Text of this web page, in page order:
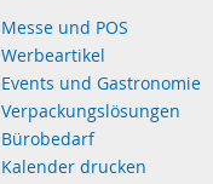
Messe und POS
Werbeartikel
Events und Gastronomie
Verpackungslösungen
Bürobedarf
Kalender drucken